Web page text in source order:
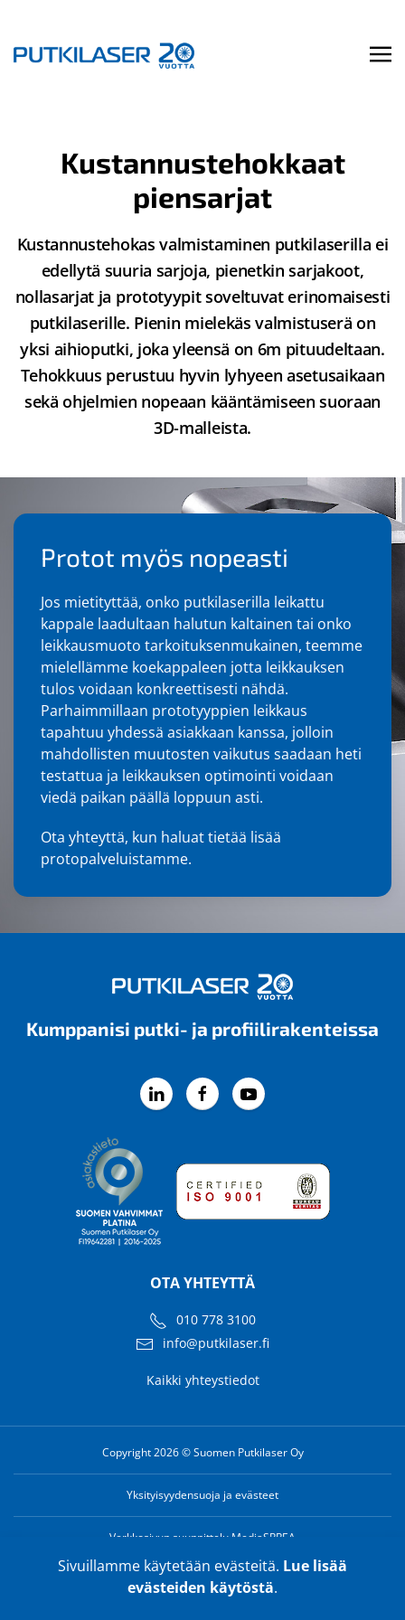
Sivuillamme käytetään evästeitä. Lue lisää
evästeiden käytöstä.
Kustannustehokkaat
piensarjat
Kustannustehokas valmistaminen putkilaserilla ei
edellytä suuria sarjoja, pienetkin sarjakoot,
nollasarjat ja prototyypit soveltuvat erinomaisesti
putkilaserille. Pienin mielekäs valmistuserä on
yksi aihioputki, joka yleensä on 6m pituudeltaan.
Tehokkuus perustuu hyvin lyhyeen asetusaikaan
sekä ohjelmien nopeaan kääntämiseen suoraan
3D-malleista.
Protot myös nopeasti
Jos mietityttää, onko putkilaserilla leikattu
kappale laadultaan halutun kaltainen tai onko
leikkausmuoto tarkoituksenmukainen, teemme
mielellämme koekappaleen jotta leikkauksen
tulos voidaan konkreettisesti nähdä.
Parhaimmillaan prototyyppien leikkaus
tapahtuu yhdessä asiakkaan kanssa, jolloin
mahdollisten muutosten vaikutus saadaan heti
testattua ja leikkauksen optimointi voidaan
viedä paikan päällä loppuun asti.
Ota yhteyttä, kun haluat tietää lisää
protopalveluistamme.
Kumppanisi putki- ja profiili­rakenteissa
OTA YHTEYTTÄ
010 778 3100
info@putkilaser.fi
Kaikki yhteystiedot
Copyright 2026 © Suomen Putkilaser Oy
Yksityisyydensuoja ja evästeet
Verkkosivun suunnittelu MediaSPREA